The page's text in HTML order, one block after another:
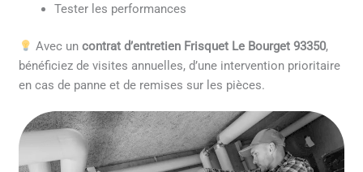
Tester les performances
Avec un contrat d’entretien Frisquet Le Bourget 93350,
bénéficiez de visites annuelles, d’une intervention prioritaire
en cas de panne et de remises sur les pièces.